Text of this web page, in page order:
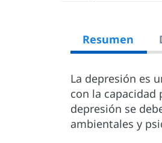
Resumen
La depresión es
con la capacidad
depresión se
ambientales y